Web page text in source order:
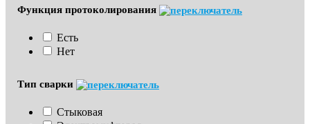
Функция протоколирования
Есть
Нет
Тип сварки
Стыковая